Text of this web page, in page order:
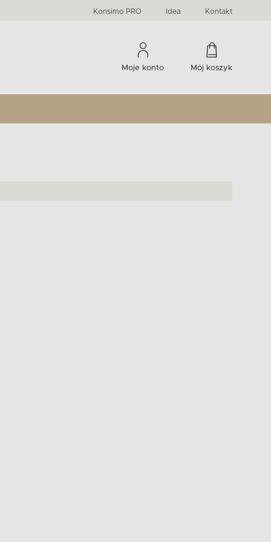
Konsimo PRO Idea Kontakt
Moje konto Mój koszyk
Komody, szafki RTV, witryny...
-33 %
Liczba produktów:60
Liczba produktów:274